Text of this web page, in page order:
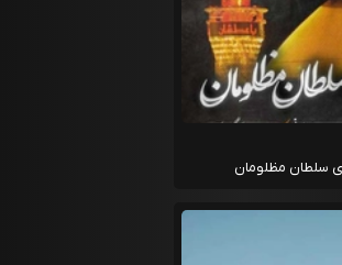
سلطان مظلومان